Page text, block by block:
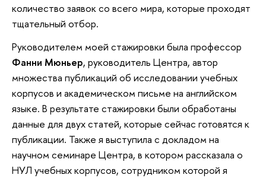
количество заявок со всего мира, которые проходят
тщательный отбор.
Руководителем моей стажировки была профессор
Фанни Мюньер, руководитель Центра, автор
множества публикаций об исследовании учебных
корпусов и академическом письме на английском
языке. В результате стажировки были обработаны
данные для двух статей, которые сейчас готовятся к
публикации. Также я выступила с докладом на
научном семинаре Центра, в котором рассказала о
НУЛ учебных корпусов, сотрудником которой я